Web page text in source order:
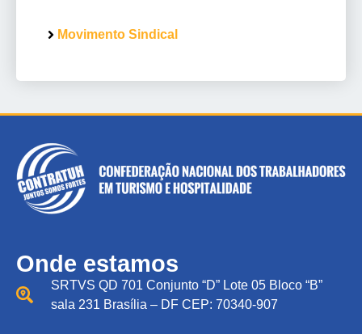
Movimento Sindical
Onde estamos
SRTVS QD 701 Conjunto “D” Lote 05 Bloco “B”
sala 231 Brasília – DF CEP: 70340-907